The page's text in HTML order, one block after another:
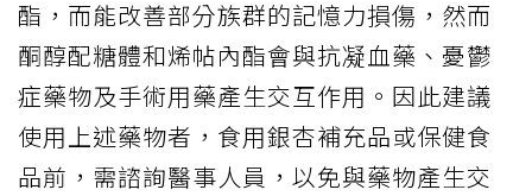
酯，而能改善部分族群的記憶力損傷，然而
酮醇配糖體和烯帖內酯會與抗凝血藥、憂鬱
症藥物及手術用藥產生交互作用。因此建議
使用上述藥物者，食用銀杏補充品或保健食
品前，需諮詢醫事人員，以免與藥物產生交